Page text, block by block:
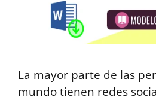
La mayor parte de las
mundo tienen redes